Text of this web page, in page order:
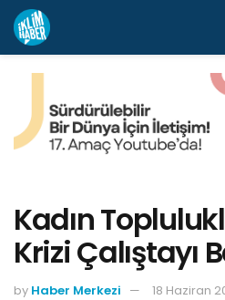
Kadın
Krizi Çalıştayı
by Haber Merkezi
18 Haziran